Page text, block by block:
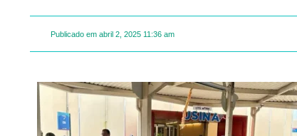
Publicado em abril 2, 2025 11:36 am